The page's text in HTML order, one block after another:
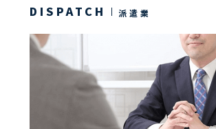
DISPATCH 派遣業